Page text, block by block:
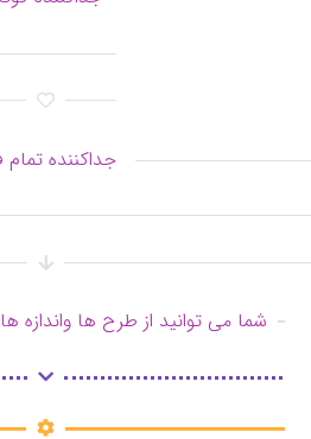
جداکننده
شما می توانید از طرح ها واندازه